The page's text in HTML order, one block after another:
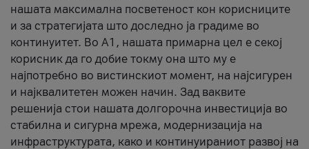
нашата максимална посветеност кон корисниците
и за стратегијата што доследно ја градиме во
континуитет. Во А1, нашата примарна цел е секој
корисник да го добие токму она што му е
најпотребно во вистинскиот момент, на најсигурен
и најквалитетен можен начин. Зад ваквите
решенија стои нашата долгорочна инвестиција во
стабилна и сигурна мрежа, модернизација на
инфраструктурата, како и континуираниот развој на